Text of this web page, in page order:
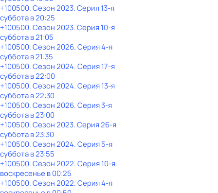
+100500. Сезон 2023. Серия 13-я
субботав20:25
+100500. Сезон 2023. Серия 10-я
субботав21:05
+100500. Сезон 2026. Серия 4-я
субботав21:35
+100500. Сезон 2024. Серия 17-я
субботав22:00
+100500. Сезон 2024. Серия 13-я
субботав22:30
+100500. Сезон 2026. Серия 3-я
субботав23:00
+100500. Сезон 2023. Серия 26-я
субботав23:30
+100500. Сезон 2024. Серия 5-я
субботав23:55
+100500. Сезон 2022. Серия 10-я
воскресенье в00:25
+100500. Сезон 2022. Серия 4-я